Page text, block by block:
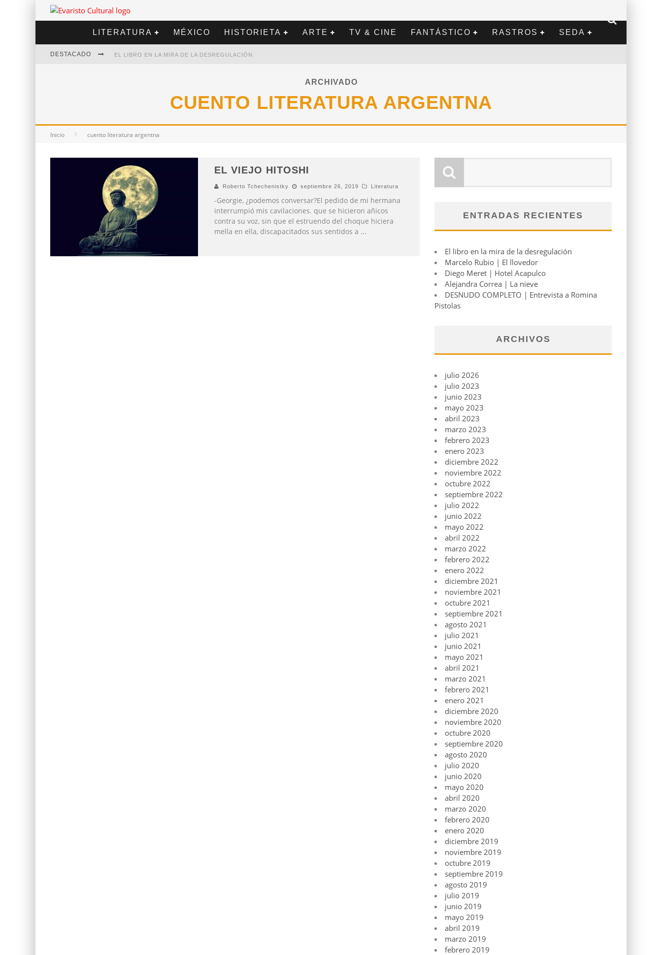
LITERATURA MÉXICO HISTORIETA ARTE TV & CINE FANTÁSTICO RASTROS SEDA
DESTACADO EL LIBRO EN LA MIRA DE LA DESREGULACIÓN
DIEGO MERET | HOTEL ACAPULCO
ARCHIVADO
CUENTO LITERATURA ARGENTNA
Inicio cuento literatura argentna
EL VIEJO HITOSHI
Roberto Tchechenistky septiembre 26, 2019 Literatura
-Georgie, ¿podemos conversar?El pedido de mi hermana
interrumpió mis cavilaciones. que se hicieron añicos
contra su voz, sin que el estruendo del choque hiciera
mella en ella, discapacitados sus sentidos a ...
ENTRADAS RECIENTES
El libro en la mira de la desregulación
Marcelo Rubio | El llovedor
Diego Meret | Hotel Acapulco
Alejandra Correa | La nieve
DESNUDO COMPLETO | Entrevista a Romina
Pistolas
ARCHIVOS
julio 2026
julio 2023
junio 2023
mayo 2023
abril 2023
marzo 2023
febrero 2023
enero 2023
diciembre 2022
noviembre 2022
octubre 2022
septiembre 2022
julio 2022
junio 2022
mayo 2022
abril 2022
marzo 2022
febrero 2022
enero 2022
diciembre 2021
noviembre 2021
octubre 2021
septiembre 2021
agosto 2021
julio 2021
junio 2021
mayo 2021
abril 2021
marzo 2021
febrero 2021
enero 2021
diciembre 2020
noviembre 2020
octubre 2020
septiembre 2020
agosto 2020
julio 2020
junio 2020
mayo 2020
abril 2020
marzo 2020
febrero 2020
enero 2020
diciembre 2019
noviembre 2019
octubre 2019
septiembre 2019
agosto 2019
julio 2019
junio 2019
mayo 2019
abril 2019
marzo 2019
febrero 2019